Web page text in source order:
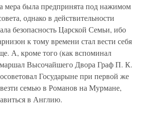
мера была предпринята под нажимом
однако в действительности
безопасность Царской Семьи, ибо
к тому времени стал вести себя
А, кроме того (как вспоминал
Высочайшего Двора Граф П. К.
Государыне при первой же
семью в Романов на Мурмане,
в Англию.